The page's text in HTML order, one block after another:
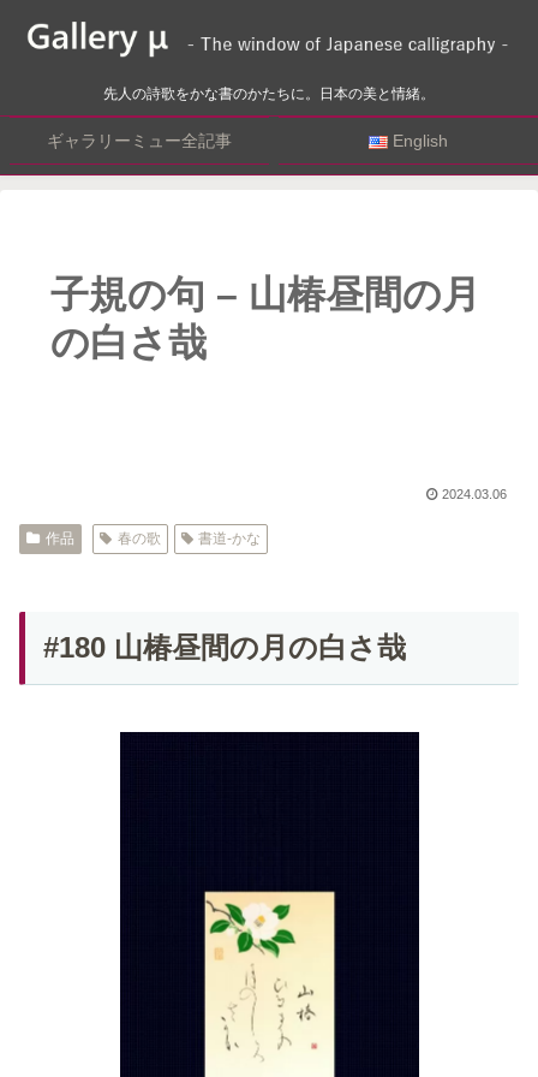
先人の詩歌をかな書のかたちに。日本の美と情緒。
ギャラリーミュー全記事 English
子規の句 – 山椿昼間の月
の白さ哉
2024.03.06
作品 春の歌 書道-かな
#180 山椿昼間の月の白さ哉